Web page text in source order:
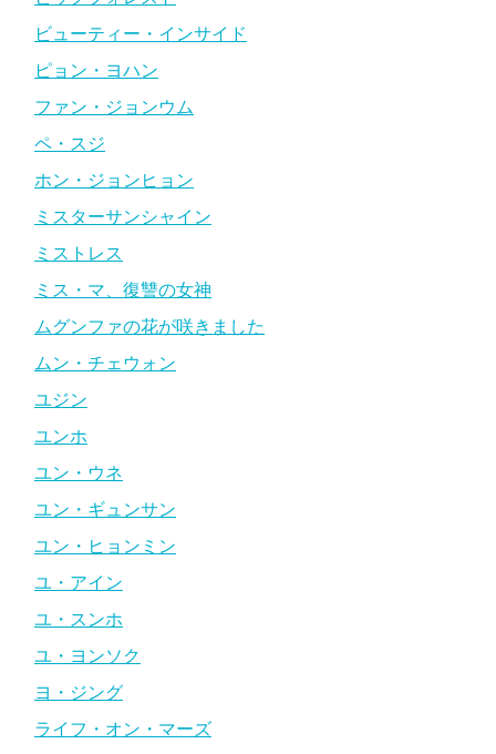
ビューティー・インサイド
ピョン・ヨハン
ファン・ジョンウム
ペ・スジ
ホン・ジョンヒョン
ミスターサンシャイン
ミストレス
ミス・マ、復讐の女神
ムグンファの花が咲きました
ムン・チェウォン
ユジン
ユンホ
ユン・ウネ
ユン・ギュンサン
ユン・ヒョンミン
ユ・アイン
ユ・スンホ
ユ・ヨンソク
ヨ・ジング
ライフ・オン・マーズ